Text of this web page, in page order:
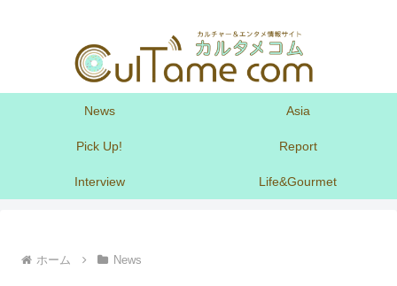
News Asia
Pick Up! Report
Interview Life&Gourmet
ホーム News